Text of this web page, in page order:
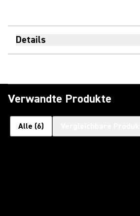
Details
Verwandte Produkte
Alle (6)